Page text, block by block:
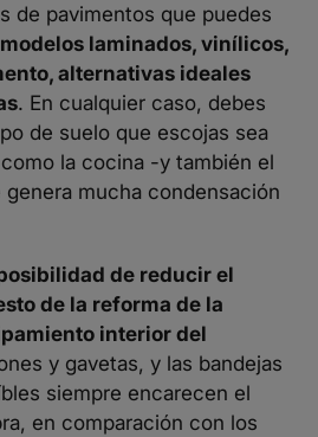
de pavimentos que puedes
laminados, vinílicos,
alternativas ideales
. En cualquier caso, debes
de suelo que escojas sea
la cocina -y también el
mucha condensación
de reducir el
de la reforma de la
interior del
y gavetas, y las bandejas
siempre encarecen el
en comparación con los